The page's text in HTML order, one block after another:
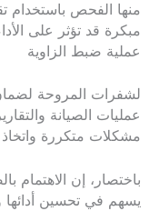
منها الفحص باستخدام
مبكرة قد تؤثر على
عملية ضبط الزاوية
لشفرات المروحة لضمان
عمليات الصيانة
مشكلات متكررة واتخاذ
باختصار، إن الاهتمام
يسهم في تحسين أدائها